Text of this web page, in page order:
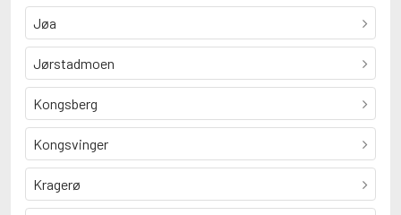
Jøa
Jørstadmoen
Kongsberg
Kongsvinger
Kragerø